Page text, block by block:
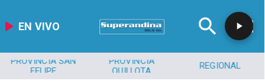
EN VIVO
PROVINCIA SAN
FELIPE
PROVINCIA
QUILLOTA
REGIONAL